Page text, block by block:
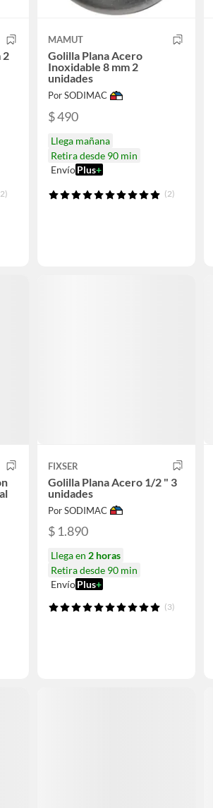
2
MAMUT
Golilla Plana Acero
Inoxidable 8 mm 2
unidades
Por SODIMAC
$ 490
Llega mañana
Retira desde 90 min
Envío Plus+
(2)
FIXSER
Golilla Plana Acero 1/2 " 3
unidades
Por SODIMAC
$ 1.890
Llega en 2 horas
Retira desde 90 min
Envío Plus+
(3)